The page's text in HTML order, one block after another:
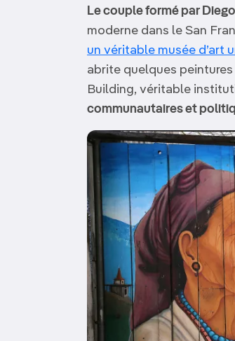
Le couple formé par
moderne dans le San
un véritable musée d’art
abrite quelques peintures
Building, véritable
communautaires et
Image